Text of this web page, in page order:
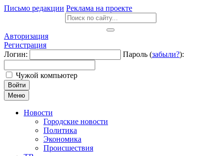
Письмо редакции Реклама на проекте
Авторизация
Регистрация
Логин:
Пароль (забыли?):
Чужой компьютер
Войти
Меню
Новости
Городские новости
Политика
Экономика
Происшествия